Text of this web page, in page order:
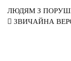
ЛЮДЯМ З
ЗВИЧАЙНА